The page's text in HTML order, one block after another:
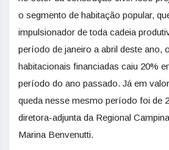
o segmento de habitação popular,
impulsionador de toda cadeia
período de janeiro a abril deste ano,
habitacionais financiadas caiu 20%
período do ano passado. Já em
queda nesse mesmo período foi de
diretora-adjunta da Regional
Marina Benvenutti.